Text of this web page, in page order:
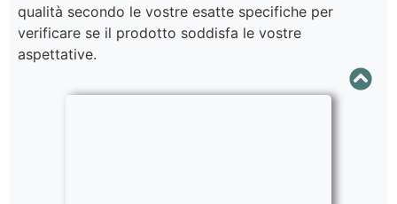
qualità secondo le vostre esatte specifiche per
verificare se il prodotto soddisfa le vostre
aspettative.